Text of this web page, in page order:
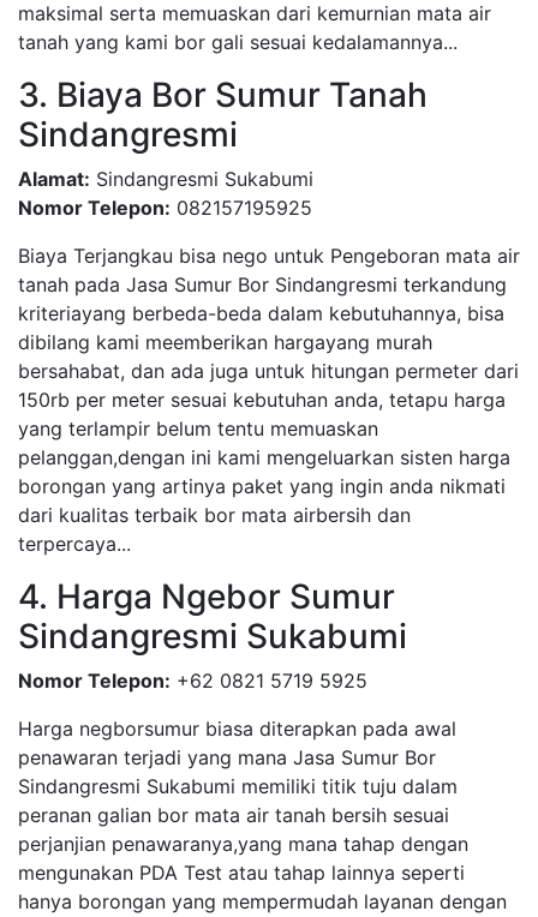
maksimal serta memuaskan dari kemurnian mata air
tanah yang kami bor gali sesuai kedalamannya...
3. Biaya Bor Sumur Tanah
Sindangresmi
Alamat: Sindangresmi Sukabumi
Nomor Telepon: 082157195925
Biaya Terjangkau bisa nego untuk Pengeboran mata air
tanah pada Jasa Sumur Bor Sindangresmi terkandung
kriteriayang berbeda-beda dalam kebutuhannya, bisa
dibilang kami meemberikan hargayang murah
bersahabat, dan ada juga untuk hitungan permeter dari
150rb per meter sesuai kebutuhan anda, tetapu harga
yang terlampir belum tentu memuaskan
pelanggan,dengan ini kami mengeluarkan sisten harga
borongan yang artinya paket yang ingin anda nikmati
dari kualitas terbaik bor mata airbersih dan
terpercaya...
4. Harga Ngebor Sumur
Sindangresmi Sukabumi
Nomor Telepon: +62 0821 5719 5925
Harga negborsumur biasa diterapkan pada awal
penawaran terjadi yang mana Jasa Sumur Bor
Sindangresmi Sukabumi memiliki titik tuju dalam
peranan galian bor mata air tanah bersih sesuai
perjanjian penawaranya,yang mana tahap dengan
mengunakan PDA Test atau tahap lainnya seperti
hanya borongan yang mempermudah layanan dengan